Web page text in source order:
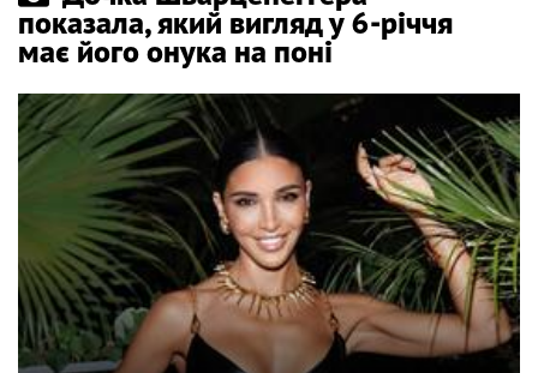
показала, який вигляд у 6-річчя
має його онука на поні